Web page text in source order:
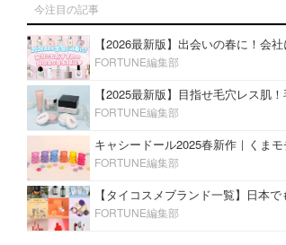
今注目の記事
FORTUNE編集部
FORTUNE編集部
FORTUNE編集部
FORTUNE編集部